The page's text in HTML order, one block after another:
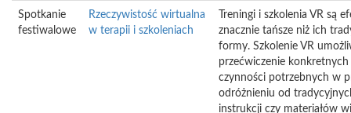
Spotkanie
festiwalowe
Rzeczywistość wirtualna
w terapii i szkoleniach
Treningi i szkolenia VR są
znacznie tańsze niż ich
formy. Szkolenie VR
przećwiczenie konkretnych
czynności potrzebnych w
odróżnieniu od
instrukcji czy materiałów